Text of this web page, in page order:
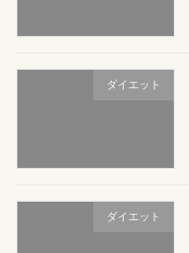
ダイエット
ダイエット